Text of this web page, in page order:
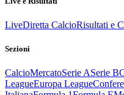
LiveDiretta CalcioRisultati e
Sezioni
CalcioMercatoSerie ASerie B
LeagueEuropa League